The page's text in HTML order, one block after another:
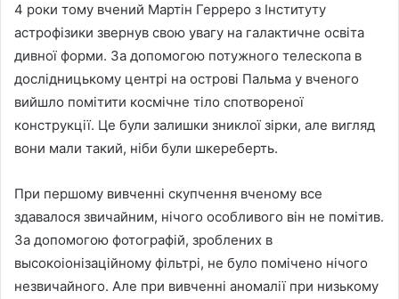
4 роки тому вчений Мартін Герреро з Інституту
астрофізики звернув свою увагу на галактичне освіта
дивної форми. За допомогою потужного телескопа в
дослідницькому центрі на острові Пальма у вченого
вийшло помітити космічне тіло спотвореної
конструкції. Це були залишки зниклої зірки, але вигляд
вони мали такий, ніби були шкереберть.
При першому вивченні скупчення вченому все
здавалося звичайним, нічого особливого він не помітив.
За допомогою фотографій, зроблених в
высокоіонізаційному фільтрі, не було помічено нічого
незвичайного. Але при вивченні аномалії при низькому